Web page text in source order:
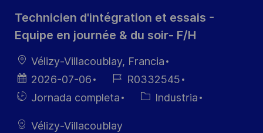
Technicien d'intégration et essais -
Equipe en journée & du soir- F/H
Ubicación
Vélizy-Villacoublay, Francia
Fecha de
publicación
2026-07-06
ID de
empleo
R0332545
HiringJornada completa Categoría
Industria
Vélizy-Villacoublay